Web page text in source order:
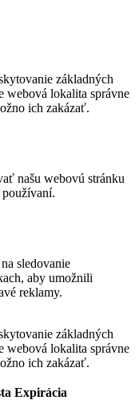
základných
webová lokalita správne
ich zakázať.
našu webovú stránku
sledovanie
aby umožnili
reklamy.
základných
webová lokalita správne
ich zakázať.
Expirácia